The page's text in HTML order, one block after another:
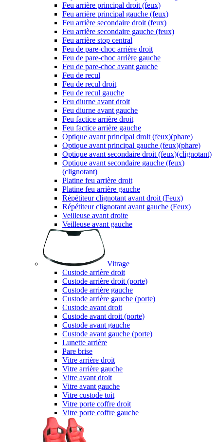
Feu arrière principal droit (feux)
Feu arrière principal gauche (feux)
Feu arrière secondaire droit (feux)
Feu arrière secondaire gauche (feux)
Feu arrière stop central
Feu de pare-choc arrière droit
Feu de pare-choc arrière gauche
Feu de pare-choc avant gauche
Feu de recul
Feu de recul droit
Feu de recul gauche
Feu diurne avant droit
Feu diurne avant gauche
Feu factice arrière droit
Feu factice arrière gauche
Optique avant principal droit (feux)(phare)
Optique avant principal gauche (feux)(phare)
Optique avant secondaire droit (feux)(clignotant)
Optique avant secondaire gauche (feux)
(clignotant)
Platine feu arrière droit
Platine feu arrière gauche
Répétiteur clignotant avant droit (Feux)
Répétiteur clignotant avant gauche (Feux)
Veilleuse avant droite
Veilleuse avant gauche
Vitrage
Custode arrière droit
Custode arrière droit (porte)
Custode arrière gauche
Custode arrière gauche (porte)
Custode avant droit
Custode avant droit (porte)
Custode avant gauche
Custode avant gauche (porte)
Lunette arrière
Pare brise
Vitre arrière droit
Vitre arrière gauche
Vitre avant droit
Vitre avant gauche
Vitre custode toit
Vitre porte coffre droit
Vitre porte coffre gauche